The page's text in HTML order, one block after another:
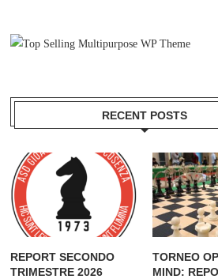
RECENT POSTS
REPORT SECONDO
TRIMESTRE 2026
TORNEO
MIND: